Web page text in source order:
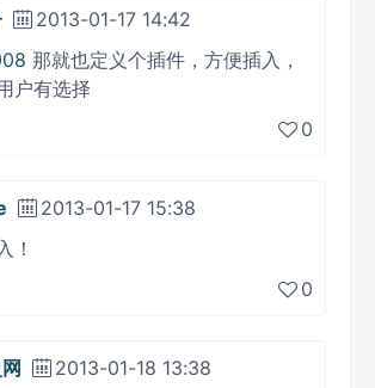
2013-01-17 14:42
那就也定义个插件，方便插入，
户有选择
0
2013-01-17 15:38
！
0
2013-01-18 13:38